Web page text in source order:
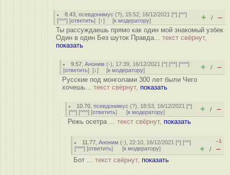
8.43 ,псевдонимус (?), 15:52, 16/12/2021 [^] [^^]
[^^^] [ответить] [↑] [к модератору] + / –
Ты рассуждаешь прямо как один мой знакомый узбек
Один в один Без шуток Правда... текст свёрнут,
показать
9.57 ,Аноним (-), 17:39, 16/12/2021 [^] [^^] [^^^]
[ответить] [↓] [к модератору] + / –
Русские под монголами 300 лет были Чего
хочешь... текст свёрнут, показать
10.70 ,псевдонимус (?), 18:53, 16/12/2021 [^]
[^^] [^^^] [ответить] [к модератору] + / –
Режь осетра ... текст свёрнут, показать
11.77 ,Аноним (-), 22:10, 16/12/2021 [^] [^^]
[^^^] [ответить] [к модератору]
–1
+ / –
Бот ... текст свёрнут, показать